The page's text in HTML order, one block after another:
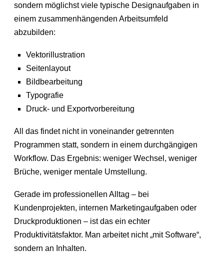
sondern möglichst viele typische Designaufgaben in
einem zusammenhängenden Arbeitsumfeld
abzubilden:
Vektorillustration
Seitenlayout
Bildbearbeitung
Typografie
Druck- und Exportvorbereitung
All das findet nicht in voneinander getrennten
Programmen statt, sondern in einem durchgängigen
Workflow. Das Ergebnis: weniger Wechsel, weniger
Brüche, weniger mentale Umstellung.
Gerade im professionellen Alltag – bei
Kundenprojekten, internen Marketingaufgaben oder
Druckproduktionen – ist das ein echter
Produktivitätsfaktor. Man arbeitet nicht „mit Software“,
sondern an Inhalten.